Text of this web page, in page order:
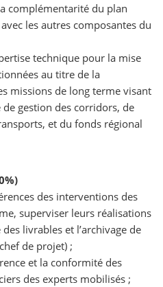
complémentarité du plan
les autres composantes du
technique pour la mise
au titre de la
missions de long terme visant
de gestion des corridors, de
et du fonds régional
des interventions des
superviser leurs réalisations
livrables et l’archivage de
de projet) ;
et la conformité des
des experts mobilisés ;